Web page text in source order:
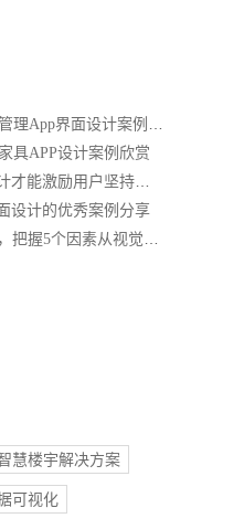
具APP设计案例欣赏
设计的优秀案例分享
慧楼宇解决方案
可视化